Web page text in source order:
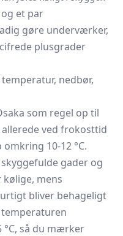
et par
gøre underværker,
plusgrader
nedbør,
som regel op til
allerede ved frokosttid
10-12 °C.
gader og
mens
bliver behageligt
så du mærker